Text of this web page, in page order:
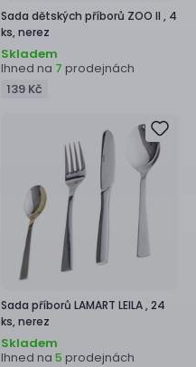
Sada dětských příborů ZOO II , 4
ks, nerez
Skladem
Ihned na 7 prodejnách
139 Kč
Sada příborů LAMART LEILA ,24
ks, nerez
Skladem
Ihned na 5 prodejnách